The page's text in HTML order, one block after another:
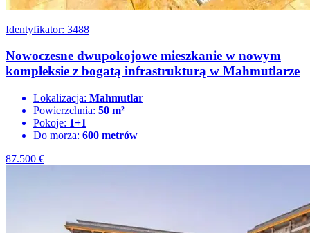
Identyfikator: 3488
Nowoczesne dwupokojowe mieszkanie w nowym
kompleksie z bogatą infrastrukturą w Mahmutlarze
Lokalizacja: Mahmutlar
Powierzchnia: 50 m²
Pokoje: 1+1
Do morza: 600 metrów
87.500 €